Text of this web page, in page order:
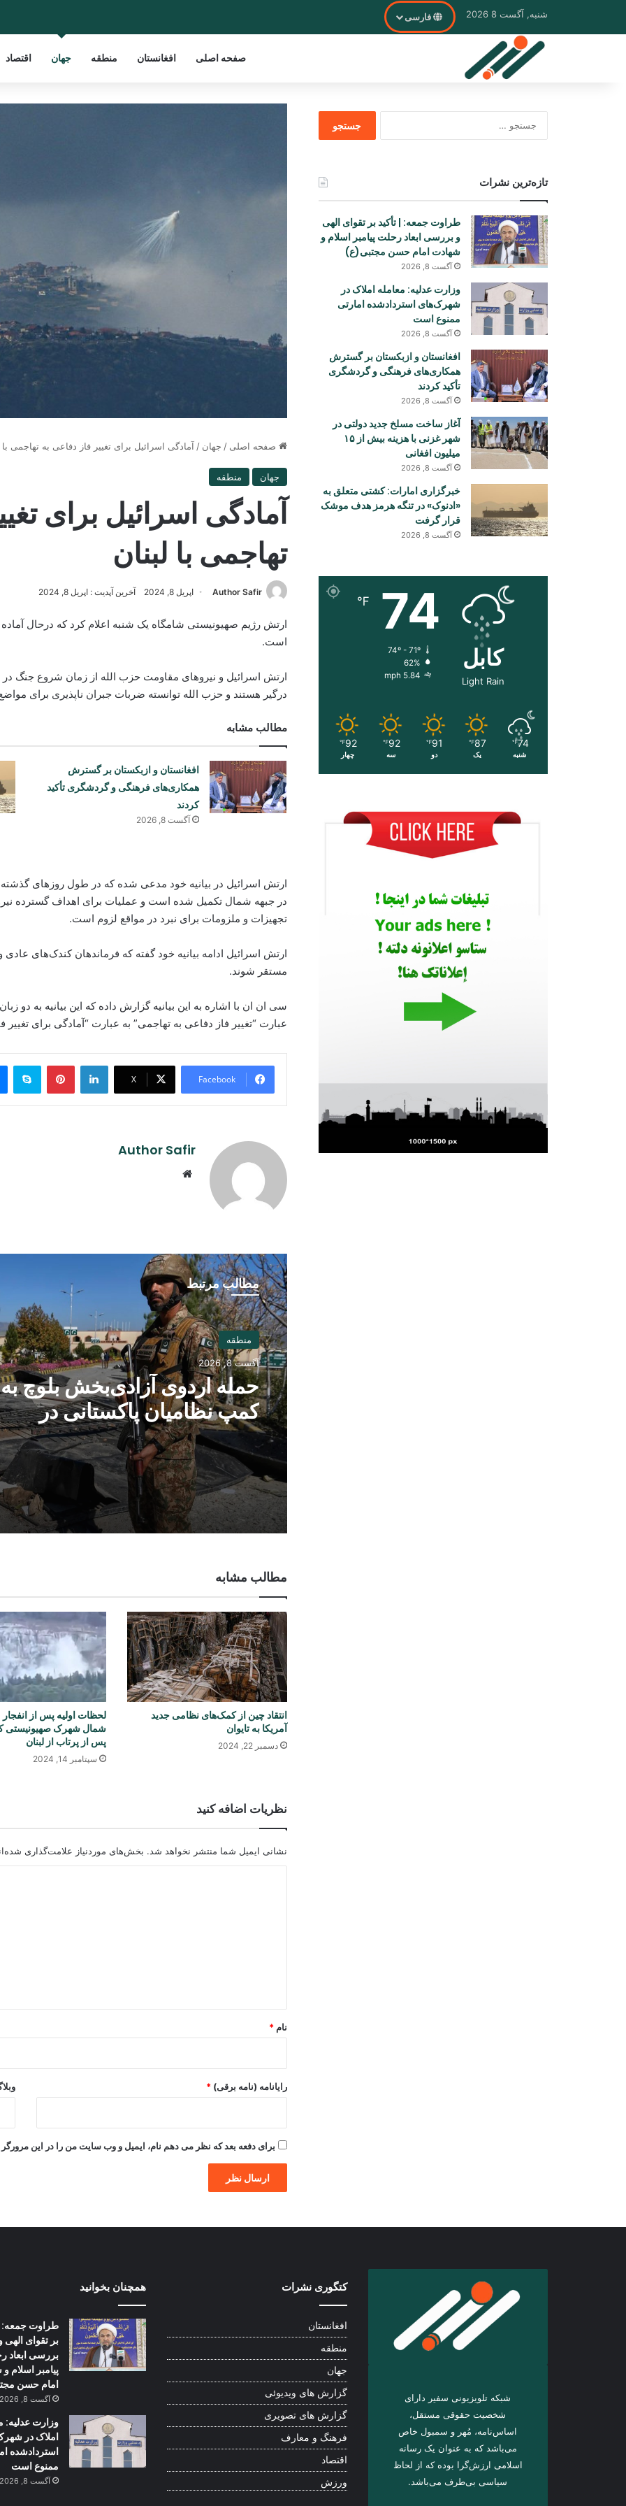
شنبه, آگست 8 2026 فارسی
صفحه اصلی افغانستان منطقه جهان اقتصاد
صفحه اصلی / جهان / آمادگی اسرائیل برای تغییر فاز دفاعی به تهاجمی با
جهان منطقه
آمادگی اسرائیل برای
تهاجمی با لبنان
Author Safir اپریل 8, 2024 آخرین آپدیت : اپریل 8, 2024
ارتش رژیم صهیونیستی شامگاه یک شنبه اعلام کرد که درحال آماده
است.
ارتش اسرائیل و نیروهای مقاومت حزب الله از زمان شروع جنگ در
درگیر هستند و حزب الله توانسته ضربات جبران ناپذیری برای
مطالب مشابه
افغانستان و ازبکستان بر گسترش
همکاری‌های فرهنگی و گردشگری تأکید
کردند
آگست 8, 2026
ارتش اسرائیل در بیانیه خود مدعی شده که در طول روزهای
در جبهه شمال تکمیل شده است و عملیات برای اهداف گسترده
تجهیزات و ملزومات برای نبرد در مواقع لزوم است.
ارتش اسرائیل ادامه بیانیه خود گفته که فرماندهان کندک‌های
مستقر شوند.
سی ان ان با اشاره به این بیانیه گزارش داده که این بیانیه به
عبارت “تغییر فاز دفاعی به تهاجمی” به عبارت “آمادگی برای تغییر
Facebook
X
LinkedIn
Pinterest
Author Safir
مطالب مرتبط
منطقه
آگست 8, 2026
حمله اردوی آزادی‌بخش بلوچ به
کمپ نظامیان پاکستانی در
بلوچستان
مطالب مشابه
انتقاد چین از کمک‌های نظامی جدید
آمریکا به تایوان
دسمبر 22, 2024
شمال شهرک صهیونیستی
پس از پرتاب از لبنان
سپتامبر 14, 2024
نظریات اضافه کنید
نشانی ایمیل شما منتشر نخواهد شد. بخش‌های موردنیاز علامت‌گذاری
نام *
رایانامه (نامه برقی) *
برای دفعه بعد که نظر می دهم نام، ایمیل و وب سایت من را در این مرورگر
تازه‌ترین نشرات
طراوت جمعه: | تأکید بر تقوای الهی
و بررسی ابعاد رحلت پیامبر اسلام و
شهادت امام حسن مجتبی(ع)
آگست 8, 2026
وزارت عدلیه: معامله املاک در
شهرک‌های استردادشده امارتی
ممنوع است
آگست 8, 2026
افغانستان و ازبکستان بر گسترش
همکاری‌های فرهنگی و گردشگری
تأکید کردند
آگست 8, 2026
آغاز ساخت مسلخ جدید دولتی در
شهر غزنی با هزینه بیش از ۱۵
میلیون افغانی
آگست 8, 2026
خبرگزاری امارات: کشتی متعلق به
«ادنوک» در تنگه هرمز هدف موشک
قرار گرفت
آگست 8, 2026
کابل
Light Rain
74
℉
74º - 71º
62%
5.84 mph
74
℉
شنبه
87
℉
یک
91
℉
دو
92
℉
سه
92
℉
چهار
شبکه تلویزیونی سفیر دارای
شخصیت حقوقی مستقل،
اساس‌نامه، مُهر و سمبول خاص
می‌باشد که به عنوان یک رسانه
اسلامی ارزش‌گرا بوده که از لحاظ
سیاسی بی‌طرف می‌باشد.
کتگوری نشرات
افغانستان
منطقه
جهان
گزارش های ویدیوئی
گزارش های تصویری
فرهنگ و معارف
اقتصاد
ورزش
همچنان بخوانید
طراوت جمعه: |
بر تقوای الهی
بررسی ابعاد
پیامبر اسلام
امام حسن
آگست 8, 2026
وزارت عدلیه:
املاک در
استردادشده
ممنوع است
آگست 8, 2026